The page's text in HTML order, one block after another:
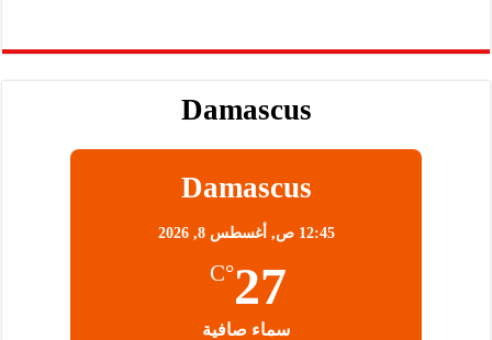
Damascus
Damascus
12:45 ص, أغسطس 8, 2026
27
°C
سماء صافية